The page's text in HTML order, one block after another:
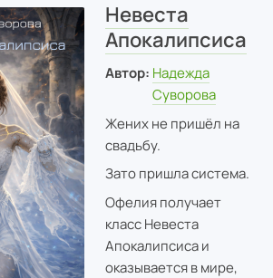
Невеста
Апокалипсиса
Автор: Надежда
Суворова
Жених не пришёл на
свадьбу.
Зато пришла система.
Офелия получает
класс Невеста
Апокалипсиса и
оказывается в мире,